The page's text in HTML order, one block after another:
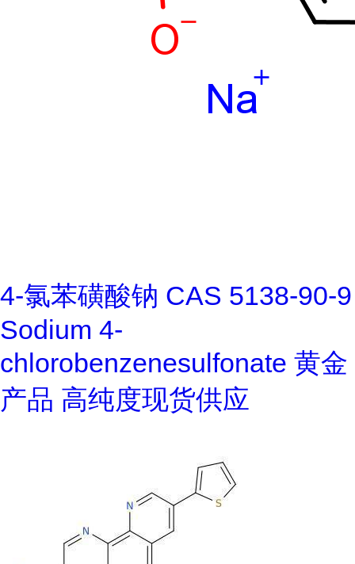
4-氯苯磺酸钠 CAS 5138-90-9
Sodium 4-
chlorobenzenesulfonate 黄金
产品 高纯度现货供应